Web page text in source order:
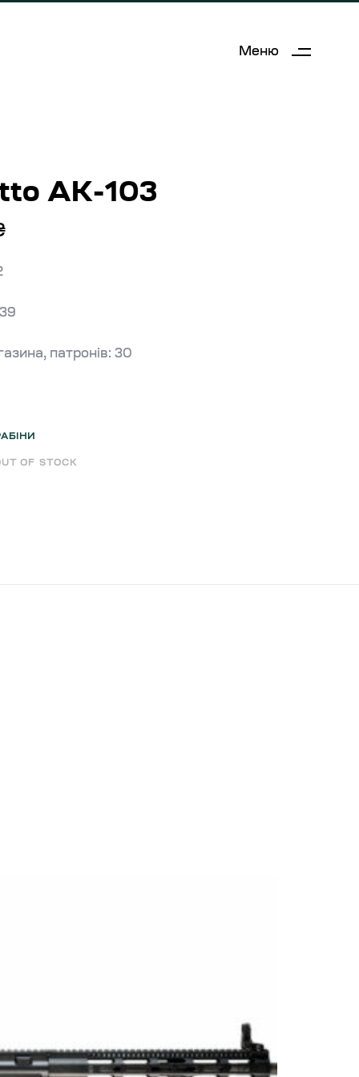
Меню
AK-103
патронів: 30
OF STOCK